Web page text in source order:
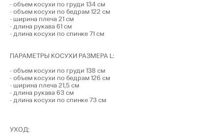
- объем косухи по груди 134 см
- объем косухи по бедрам 122 см
- ширина плеча 21 см
- длина рукава 61 см
- длина косухи по спинке 71 см
ПАРАМЕТРЫ КОСУХИ РАЗМЕРА L:
- объем косухи по груди 138 см
- объем косухи по бедрам 126 см
- ширина плеча 21,5 см
- длина рукава 63 см
- длина косухи по спинке 73 см
УХОД: